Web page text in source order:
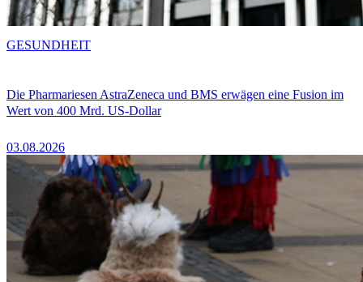
Die Pharmariesen AstraZeneca und BMS erwägen eine Fusion im
Wert von 400 Mrd. US-Dollar
03.08.2026
GESUNDHEIT